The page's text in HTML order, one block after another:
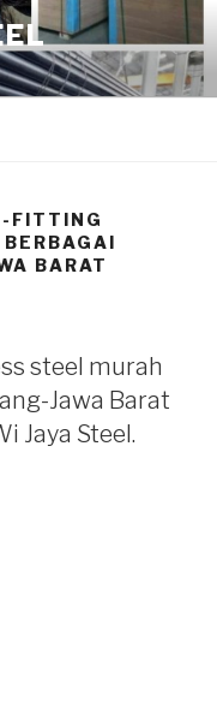
FITTING
BARAT
steel murah
Jawa Barat
Jaya Steel.